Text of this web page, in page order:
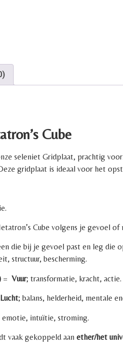
Cube
seleniet Gridplaat, prachtig
gridplaat is ideaal voor het
Cube volgens je gevoel
die bij je gevoel past en leg die
structuur, bescherming.
= Vuur; transformatie, kracht, actie.
Lucht; balans, helderheid, mentale
emotie, intuïtie, stroming.
vaak gekoppeld aan ether/het